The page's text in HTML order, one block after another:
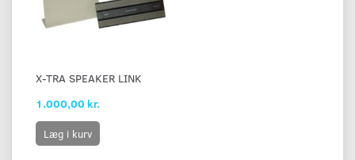
X-TRA SPEAKER LINK
1.000,00 kr.
Læg i kurv